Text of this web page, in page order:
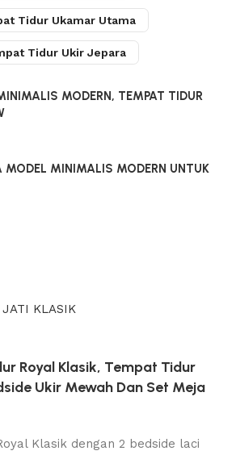
Tidur Ukamar Utama
Tidur Ukir Jepara
MODERN, TEMPAT TIDUR
MINIMALIS MODERN UNTUK
KLASIK
Royal Klasik, Tempat Tidur
Ukir Mewah Dan Set Meja
Klasik dengan 2 bedside laci